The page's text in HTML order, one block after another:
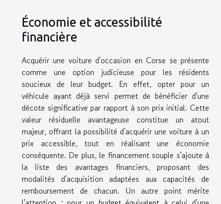
Économie et accessibilité
financière
Acquérir une voiture d'occasion en Corse se présente
comme une option judicieuse pour les résidents
soucieux de leur budget. En effet, opter pour un
véhicule ayant déjà servi permet de bénéficier d'une
décote significative par rapport à son prix initial. Cette
valeur résiduelle avantageuse constitue un atout
majeur, offrant la possibilité d'acquérir une voiture à un
prix accessible, tout en réalisant une économie
conséquente. De plus, le financement souple s'ajoute à
la liste des avantages financiers, proposant des
modalités d'acquisition adaptées aux capacités de
remboursement de chacun. Un autre point mérite